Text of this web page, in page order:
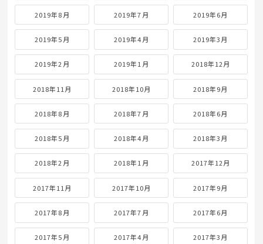
2019年8月 2019年7月 2019年6月
2019年5月 2019年4月 2019年3月
2019年2月 2019年1月 2018年12月
2018年11月 2018年10月 2018年9月
2018年8月 2018年7月 2018年6月
2018年5月 2018年4月 2018年3月
2018年2月 2018年1月 2017年12月
2017年11月 2017年10月 2017年9月
2017年8月 2017年7月 2017年6月
2017年5月 2017年4月 2017年3月